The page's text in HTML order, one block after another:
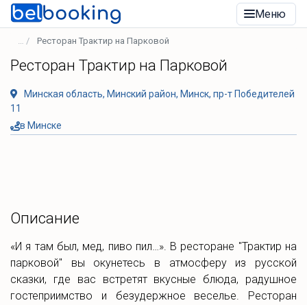
Меню
Ресторан Трактир на Парковой
Ресторан Трактир на Парковой
Минская область, Минский район, Минск, пр-т Победителей
11
в Минске
Описание
«И я там был, мед, пиво пил…». В ресторане "Трактир на
парковой" вы окунетесь в атмосферу из русской
сказки, где вас встретят вкусные блюда, радушное
гостеприимство и безудержное веселье. Ресторан